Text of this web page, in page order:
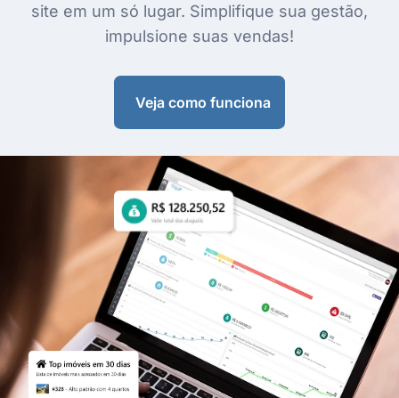
site em um só lugar. Simplifique sua gestão,
impulsione suas vendas!
Veja como funciona